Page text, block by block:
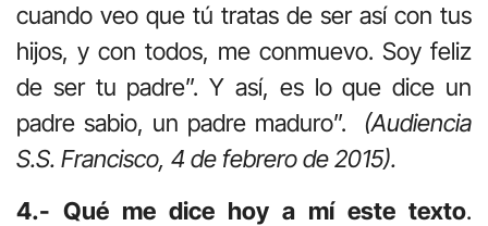
cuando veo que tú tratas de ser así con tus
hijos, y con todos, me conmuevo. Soy feliz
de ser tu padre”. Y así, es lo que dice un
padre sabio, un padre maduro”. (Audiencia
S.S. Francisco, 4 de febrero de 2015).
4.- Qué me dice hoy a mí este texto.